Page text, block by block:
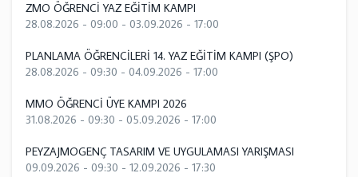
ZMO ÖĞRENCİ YAZ EĞİTİM KAMPI
28.08.2026 - 09:00 - 03.09.2026 - 17:00
PLANLAMA ÖĞRENCİLERİ 14. YAZ EĞİTİM KAMPI (ŞPO)
28.08.2026 - 09:30 - 04.09.2026 - 17:00
MMO ÖĞRENCİ ÜYE KAMPI 2026
31.08.2026 - 09:30 - 05.09.2026 - 17:00
PEYZAJMOGENÇ TASARIM VE UYGULAMASI YARIŞMASI
09.09.2026 - 09:30 - 12.09.2026 - 17:30